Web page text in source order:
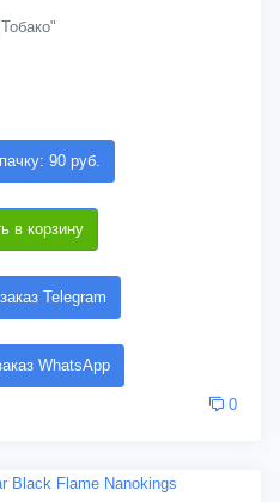
90 руб.
в корзину
Telegram
WhatsApp
0